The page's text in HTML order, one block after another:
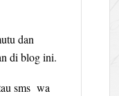
dan
di blog ini.
sms wa